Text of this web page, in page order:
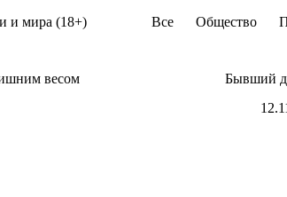
и мира (18+) Все Общество
весом
Бывший